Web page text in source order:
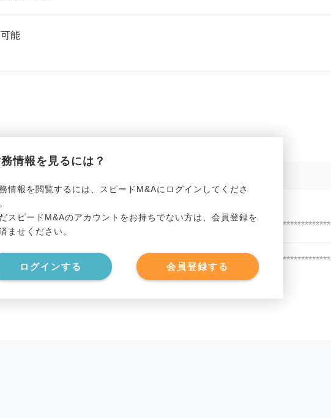
可能
情報を見るには？
情報を閲覧するには、スピードM&Aにログインしてくださ
スピードM&Aのアカウントをお持ちでない方は、会員登録を
ませください。
ログインする 会員登録する
********************
********************
従業員数 ********************
買収経験 ********************